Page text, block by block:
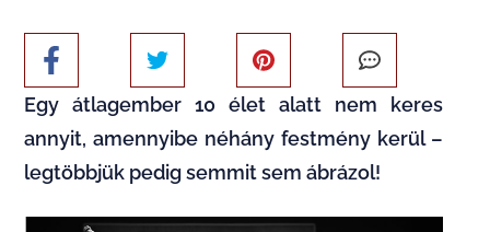
Egy átlagember 10 élet alatt nem keres
annyit, amennyibe néhány festmény kerül –
legtöbbjük pedig semmit sem ábrázol!